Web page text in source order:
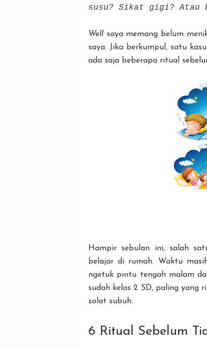
susu? Sikat gigi? Atau
Well saya memang belum
saya. Jika berkumpul, satu
ada saja beberapa ritual
Hampir sebulan ini, salah
belajar di rumah. Waktu
ngetuk pintu tengah malam
sudah kelas 2 SD, paling
solat subuh.
6 Ritual Sebelum